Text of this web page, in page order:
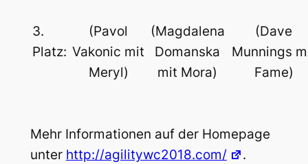
3.
Platz:
(Pavol
Vakonic mit
Meryl)
(Magdalena
Domanska
mit Mora)
(Dave
Munnings
Fame)
Mehr Informationen auf der Homepage
unter http://agilitywc2018.com/ .